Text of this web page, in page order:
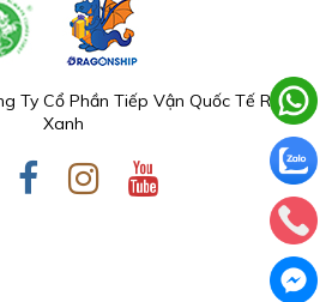
Ty Cổ Phần Tiếp Vận Quốc Tế Rồng
Xanh